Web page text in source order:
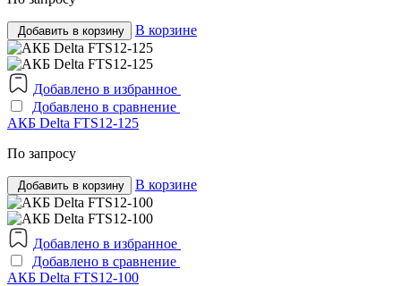
Добавить в корзину В корзине
Добавлено в избранное
Добавлено в сравнение
АКБ Delta FTS12-125
По запросу
Добавить в корзину В корзине
Добавлено в избранное
Добавлено в сравнение
АКБ Delta FTS12-100